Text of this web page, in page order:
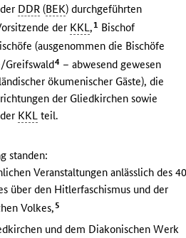
DDR (BEK) durchgeführten
der KKL,1 Bischof
(ausgenommen die Bischöfe
Greifswald4 – abwesend gewesen
ökumenischer Gäste), die
der Gliedkirchen sowie
KKL teil.
standen:
Veranstaltungen anlässlich des
über den Hitlerfaschismus und der
Volkes, 5
und dem Diakonischen Werk